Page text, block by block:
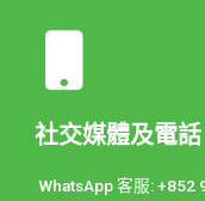
社交媒體及電話
WhatsApp 客服: +852